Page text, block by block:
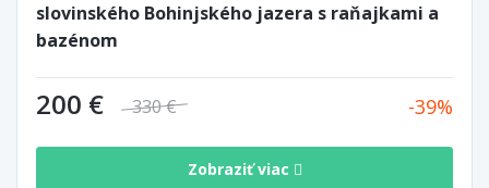
slovinského Bohinjského jazera s raňajkami a
bazénom
200 € 330 € 39
Zobraziť viac